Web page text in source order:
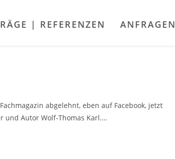
| REFERENZEN ANFRAGEN
abgelehnt, eben auf Facebook, jetzt
und Autor Wolf-Thomas Karl.…